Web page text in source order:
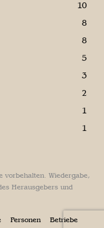
10
8
8
5
3
2
1
1
vorbehalten. Wiedergabe,
Herausgebers und
Personen
Betriebe